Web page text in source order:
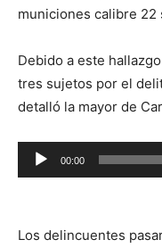
municiones calibre 22
Debido a este
tres sujetos por el
detalló la mayor de
Reproductor
de
00:00
Los delincuentes